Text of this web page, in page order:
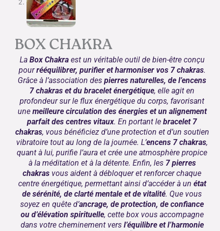
BOX CHAKRA
La Box Chakraest un véritable outil de bien-être conçu
pourrééquilibrer, purifier et harmoniser vos 7 chakras.
Grâce à l’association despierres naturelles, de l’encens
7 chakras et du bracelet énergétique, elle agit en
profondeur sur le flux énergétique du corps, favorisant
une meilleure circulation des énergies et un alignement
parfait des centres vitaux. En portant lebracelet 7
chakras, vous bénéficiez d’une protection et d’un soutien
vibratoire tout au long de la journée. L’encens 7 chakras,
quant à lui, purifie l’aura et crée une atmosphère propice
à la méditation et à la détente. Enfin, les 7 pierres
chakras vous aident à débloquer et renforcer chaque
centre énergétique, permettant ainsi d’accéder à un état
de sérénité, de clarté mentale et de vitalité. Que vous
soyez en quête d’ancrage, de protection, de confiance
ou d’élévation spirituelle, cette box vous accompagne
dans votre cheminement vers l’équilibre et l’harmonie